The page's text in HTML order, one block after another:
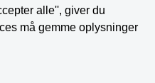
alle'', giver du
må gemme oplysninger